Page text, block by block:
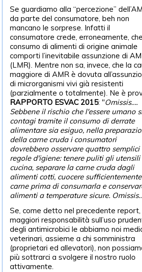
Se guardiamo alla “percezione”
da parte del consumatore, beh non
mancano le sorprese. Infatti il
consumatore crede, erroneamente,
consumo di alimenti di origine animale
comporti l’inevitabile assunzione di AM
(LMR). Mentre non sa, invece, che la
maggiore di AMR è dovuta
di microrganismi vivi già resistenti
(parzialmente o totalmente). Ne è
RAPPORTO ESVAC 2015: "Omissis….
Sebbene il rischio che l'essere umano
contagi tramite il consumo di derrate
alimentare sia esiguo, nella
della carne cruda i consumatori
dovrebbero osservare quattro semplici
regole d'igiene: tenere puliti gli
cucina, separare la carne cruda dagli
alimenti cotti, cuocere
carne prima di consumarla e
alimenti a temperature sicure.
Se, come detto nel precedente report,
maggiori responsabilità sull’uso
degli antimicrobici le abbiamo noi
veterinari, assieme a chi somministra
(proprietari ed allevatori), non
più sottrarci a svolgere il nostro ruolo
attivamente.